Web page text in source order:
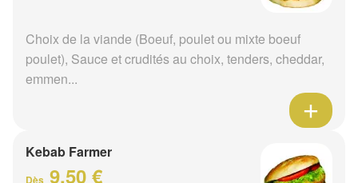
Choix de la viande (Boeuf, poulet ou mixte boeuf
poulet), Sauce et crudités au choix, tenders, cheddar,
emmen...
Kebab Farmer
Dès 9.50 €